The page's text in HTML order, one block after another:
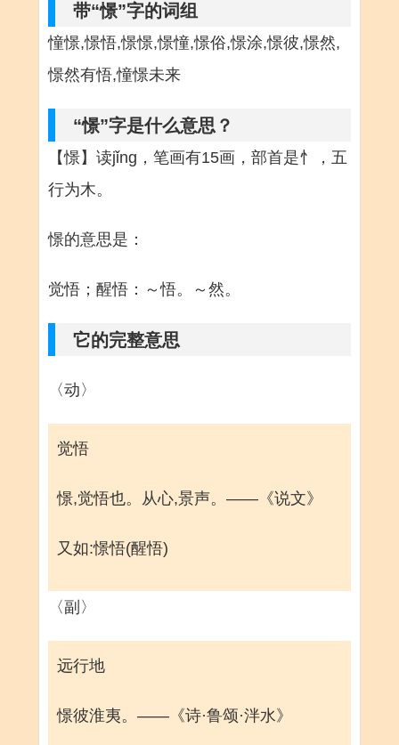
带“憬”字的词组
憧憬,憬悟,憬憬,憬憧,憬俗,憬涂,憬彼,憬然,
憬然有悟,憧憬未来
“憬”字是什么意思？
【憬】读jǐng，笔画有15画，部首是忄，五
行为木。
憬的意思是：
觉悟；醒悟：～悟。～然。
它的完整意思
〈动〉
觉悟
憬,觉悟也。从心,景声。——《说文》
又如:憬悟(醒悟)
〈副〉
远行地
憬彼淮夷。——《诗·鲁颂·泮水》